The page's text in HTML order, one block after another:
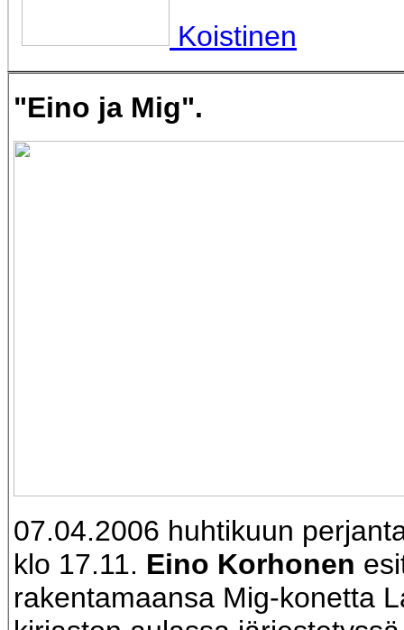
Koistinen
"Eino ja Mig".
07.04.2006 huhtikuun
klo 17.11. Eino Korhonen
rakentamaansa Mig-konetta